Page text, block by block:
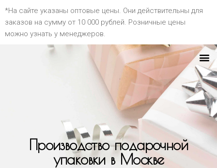
*На сайте указаны оптовые цены. Они действительны для
заказов на сумму от 10 000 рублей. Розничные цены
можно узнать у менеджеров.
Производство подарочной
упаковки в Москве